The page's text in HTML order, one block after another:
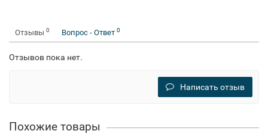
Отзывы 0 Вопрос - Ответ 0
Отзывов пока нет.
Написать отзыв
Похожие товары